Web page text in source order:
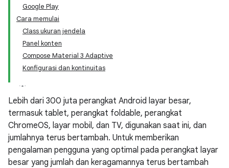
Google Play
Cara memulai
Class ukuran jendela
Panel konten
Compose Material 3 Adaptive
Konfigurasi dan kontinuitas
Lebih dari 300 juta perangkat Android layar besar,
termasuk tablet, perangkat foldable, perangkat
ChromeOS, layar mobil, dan TV, digunakan saat ini, dan
jumlahnya terus bertambah. Untuk memberikan
pengalaman pengguna yang optimal pada perangkat layar
besar yang jumlah dan keragamannya terus bertambah